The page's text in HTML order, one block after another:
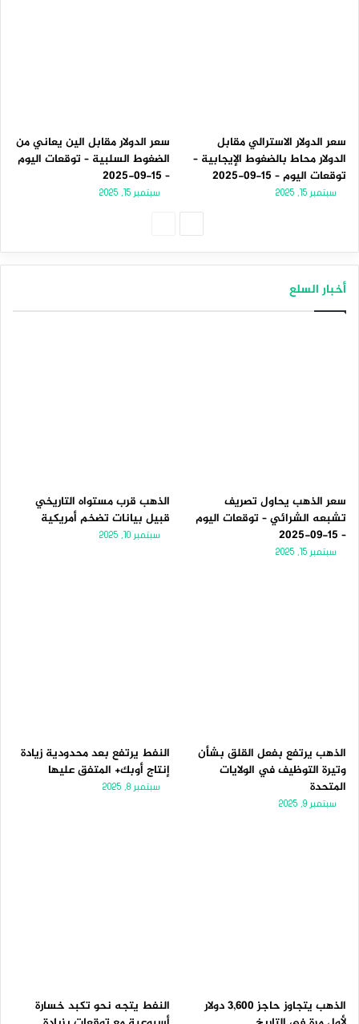
سعر الدولار الاسترالي مقابل
الدولار محاط بالضغوط الإيجابية –
توقعات اليوم – 15-09-2025
سبتمبر 15, 2025
سعر الدولار مقابل الين يعاني من
الضغوط السلبية – توقعات اليوم
– 15-09-2025
سبتمبر 15, 2025
أخبار السلع
سعر الذهب يحاول تصريف
تشبعه الشرائي – توقعات اليوم
– 15-09-2025
سبتمبر 15, 2025
الذهب قرب مستواه التاريخي
قبيل بيانات تضخم أمريكية
سبتمبر 10, 2025
الذهب يرتفع بفعل القلق بشأن
وتيرة التوظيف في الولايات
المتحدة
سبتمبر 9, 2025
النفط يرتفع بعد محدودية زيادة
إنتاج أوبك+ المتفق عليها
سبتمبر 8, 2025
الذهب يتجاوز حاجز 3,600 دولار
النفط يتجه نحو تكبد خسارة